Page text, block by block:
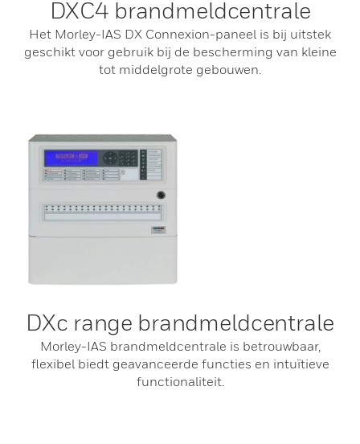
DXC4 brandmeldcentrale
Het Morley-IAS DX Connexion-paneel is bij uitstek
geschikt voor gebruik bij de bescherming van kleine
tot middelgrote gebouwen.
DXc range brandmeldcentrale
Morley-IAS brandmeldcentrale is betrouwbaar,
flexibel biedt geavanceerde functies en intuïtieve
functionaliteit.